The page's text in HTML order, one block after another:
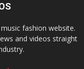
fashion website.
and videos straight